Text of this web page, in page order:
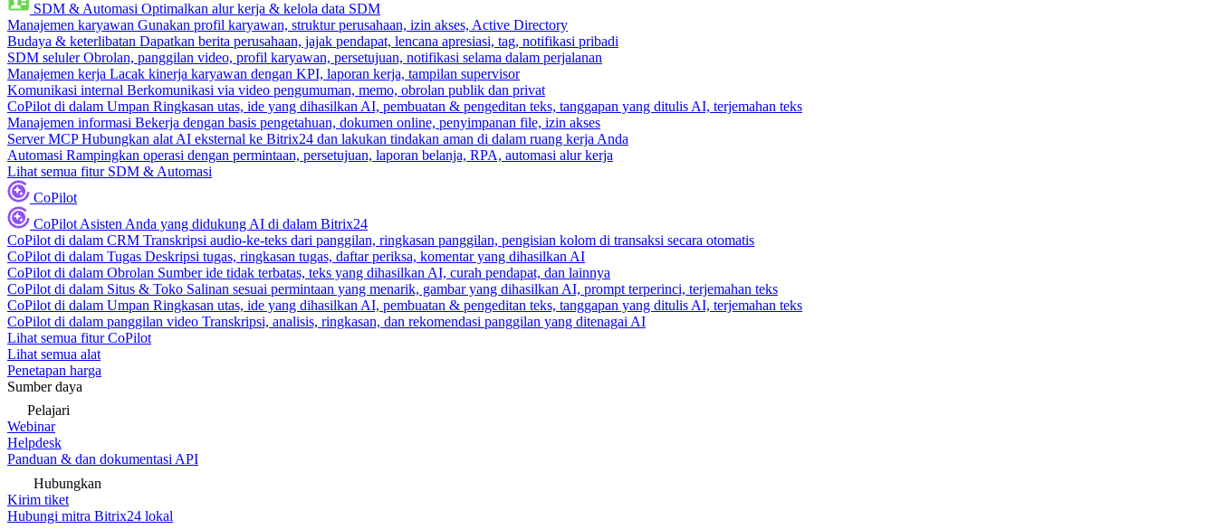
SDM & Automasi Optimalkan alur kerja & kelola data SDM
Manajemen karyawan Gunakan profil karyawan, struktur perusahaan, izin akses, Active Directory
Budaya & keterlibatan Dapatkan berita perusahaan, jajak pendapat, lencana apresiasi, tag, notifikasi pribadi
SDM seluler Obrolan, panggilan video, profil karyawan, persetujuan, notifikasi selama dalam perjalanan
Manajemen kerja Lacak kinerja karyawan dengan KPI, laporan kerja, tampilan supervisor
Komunikasi internal Berkomunikasi via video pengumuman, memo, obrolan publik dan privat
CoPilot di dalam Umpan Ringkasan utas, ide yang dihasilkan AI, pembuatan & pengeditan teks, tanggapan yang ditulis AI, terjemahan teks
Manajemen informasi Bekerja dengan basis pengetahuan, dokumen online, penyimpanan file, izin akses
Server MCP Hubungkan alat AI eksternal ke Bitrix24 dan lakukan tindakan aman di dalam ruang kerja Anda
Automasi Rampingkan operasi dengan permintaan, persetujuan, laporan belanja, RPA, automasi alur kerja
Lihat semua fitur SDM & Automasi
CoPilot
CoPilot Asisten Anda yang didukung AI di dalam Bitrix24
CoPilot di dalam CRM Transkripsi audio-ke-teks dari panggilan, ringkasan panggilan, pengisian kolom di transaksi secara otomatis
CoPilot di dalam Tugas Deskripsi tugas, ringkasan tugas, daftar periksa, komentar yang dihasilkan AI
CoPilot di dalam Obrolan Sumber ide tidak terbatas, teks yang dihasilkan AI, curah pendapat, dan lainnya
CoPilot di dalam Situs & Toko Salinan sesuai permintaan yang menarik, gambar yang dihasilkan AI, prompt terperinci, terjemahan teks
CoPilot di dalam Umpan Ringkasan utas, ide yang dihasilkan AI, pembuatan & pengeditan teks, tanggapan yang ditulis AI, terjemahan teks
CoPilot di dalam panggilan video Transkripsi, analisis, ringkasan, dan rekomendasi panggilan yang ditenagai AI
Lihat semua fitur CoPilot
Lihat semua alat
Penetapan harga
Sumber daya
Pelajari
Webinar
Helpdesk
Panduan & dan dokumentasi API
Hubungkan
Kirim tiket
Hubungi mitra Bitrix24 lokal